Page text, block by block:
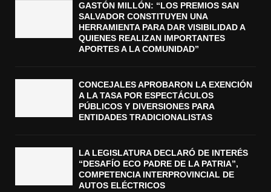
GASTÓN MILLÓN: “LOS PREMIOS SAN
SALVADOR CONSTITUYEN UNA
HERRAMIENTA PARA DAR VISIBILIDAD A
QUIENES REALIZAN IMPORTANTES
APORTES A LA COMUNIDAD”
CONCEJALES APROBARON LA EXENCIÓN
A LA TASA POR ESPECTÁCULOS
PÚBLICOS Y DIVERSIONES PARA
ENTIDADES TRADICIONALISTAS
LA LEGISLATURA DECLARÓ DE INTERÉS
“DESAFÍO ECO PADRE DE LA PATRIA”,
COMPETENCIA INTERPROVINCIAL DE
AUTOS ELÉCTRICOS